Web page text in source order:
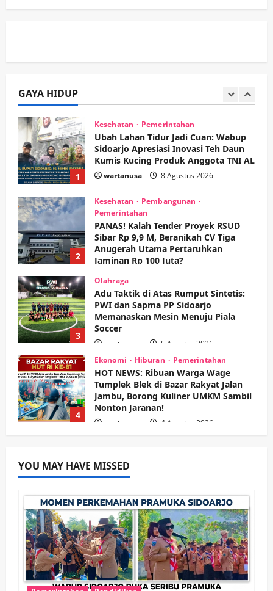
GAYA HIDUP
Nonton Jaranan!
5
1
Kesehatan Pemerintahan
Ubah Lahan Tidur Jadi Cuan: Wabup
Sidoarjo Apresiasi Inovasi Teh Daun
Kumis Kucing Produk Anggota TNI AL
wartanusa 8 Agustus 2026
2
Kesehatan
Pembangunan
Pemerintahan
PANAS! Kalah Tender Proyek RSUD
Sibar Rp 9,9 M, Beranikah CV Tiga
Anugerah Utama Pertaruhkan
Jaminan Rp 100 Juta?
wartanusa
3
Olahraga
Adu Taktik di Atas Rumput Sintetis:
PWI dan Sapma PP Sidoarjo
Memanaskan Mesin Menuju Piala
Soccer
wartanusa 5 Agustus 2026
4
Ekonomi Hiburan Pemerintahan
HOT NEWS: Ribuan Warga Wage
Tumplek Blek di Bazar Rakyat Jalan
Jambu, Borong Kuliner UMKM Sambil
Nonton Jaranan!
wartanusa 4 Agustus 2026
5
Sinergi Permudah Perizinan, Wakaf,
hingga Hibah
wartanusa 4 Agustus 2026
1
Kesehatan Pemerintahan
Ubah Lahan Tidur Jadi Cuan: Wabup
Sidoarjo Apresiasi Inovasi Teh Daun
Kumis Kucing Produk Anggota TNI AL
wartanusa 8 Agustus 2026
YOU MAY HAVE MISSED